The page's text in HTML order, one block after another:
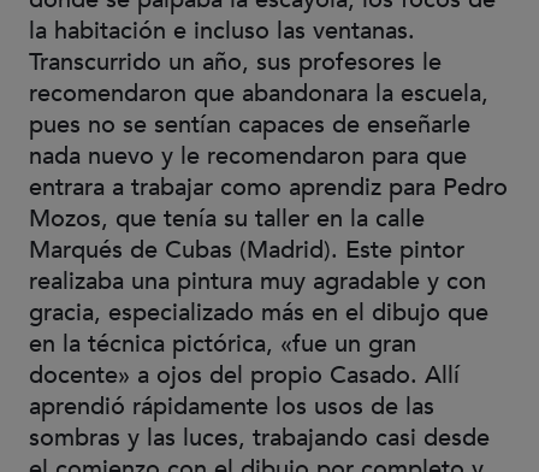
la habitación e incluso las ventanas.
Transcurrido un año, sus profesores le
recomendaron que abandonara la escuela,
pues no se sentían capaces de enseñarle
nada nuevo y le recomendaron para que
entrara a trabajar como aprendiz para Pedro
Mozos, que tenía su taller en la calle
Marqués de Cubas (Madrid). Este pintor
realizaba una pintura muy agradable y con
gracia, especializado más en el dibujo que
en la técnica pictórica, «fue un gran
docente» a ojos del propio Casado. Allí
aprendió rápidamente los usos de las
sombras y las luces, trabajando casi desde